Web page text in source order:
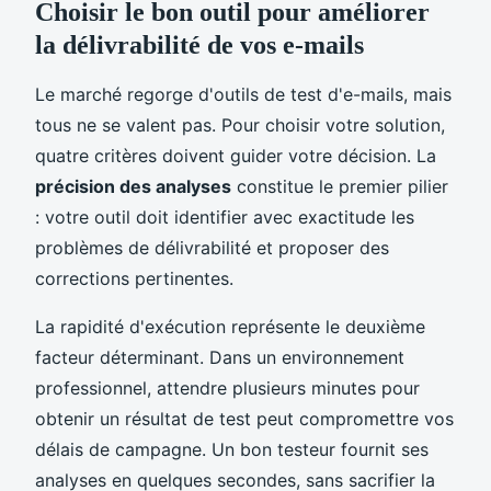
Choisir le bon outil pour améliorer
la délivrabilité de vos e-mails
Le marché regorge d'outils de test d'e-mails, mais
tous ne se valent pas. Pour choisir votre solution,
quatre critères doivent guider votre décision. La
précision des analyses constitue le premier pilier
: votre outil doit identifier avec exactitude les
problèmes de délivrabilité et proposer des
corrections pertinentes.
La rapidité d'exécution représente le deuxième
facteur déterminant. Dans un environnement
professionnel, attendre plusieurs minutes pour
obtenir un résultat de test peut compromettre vos
délais de campagne. Un bon testeur fournit ses
analyses en quelques secondes, sans sacrifier la